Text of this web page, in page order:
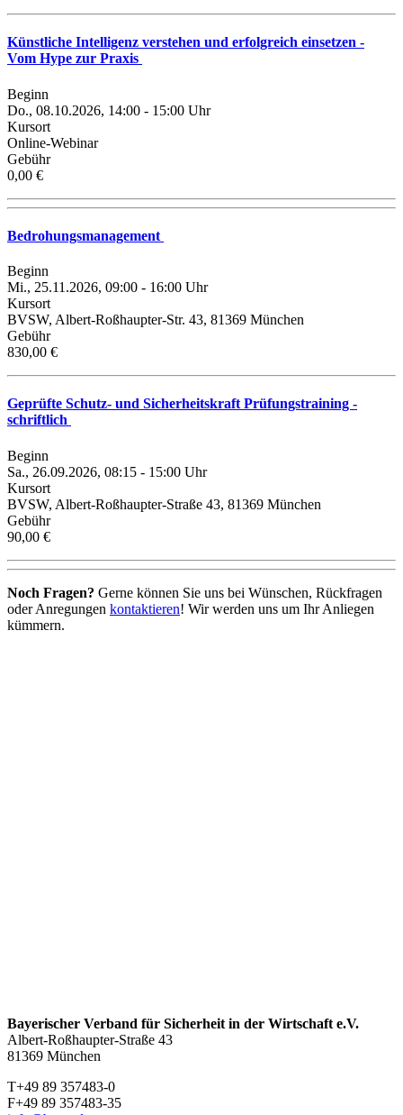
Künstliche Intelligenz verstehen und erfolgreich einsetzen -
Vom Hype zur Praxis
Beginn
Do., 08.10.2026, 14:00 - 15:00 Uhr
Kursort
Online-Webinar
Gebühr
0,00 €
Bedrohungsmanagement
Beginn
Mi., 25.11.2026, 09:00 - 16:00 Uhr
Kursort
BVSW, Albert-Roßhaupter-Str. 43, 81369 München
Gebühr
830,00 €
Geprüfte Schutz- und Sicherheitskraft Prüfungstraining -
schriftlich
Beginn
Sa., 26.09.2026, 08:15 - 15:00 Uhr
Kursort
BVSW, Albert-Roßhaupter-Straße 43, 81369 München
Gebühr
90,00 €
Noch Fragen? Gerne können Sie uns bei Wünschen, Rückfragen
oder Anregungen kontaktieren! Wir werden uns um Ihr Anliegen
kümmern.
Bayerischer Verband für Sicherheit in der Wirtschaft e.V.
Albert-Roßhaupter-Straße 43
81369 München
T+49 89 357483-0
F+49 89 357483-35